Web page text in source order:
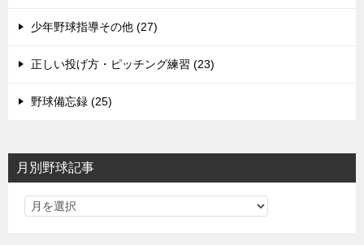
少年野球指導その他 (27)
正しい投げ方・ピッチング練習 (23)
野球備忘録 (25)
月別野球記事